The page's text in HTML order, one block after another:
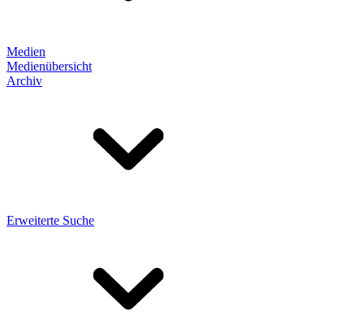
Medien
Medienübersicht
Archiv
Erweiterte Suche